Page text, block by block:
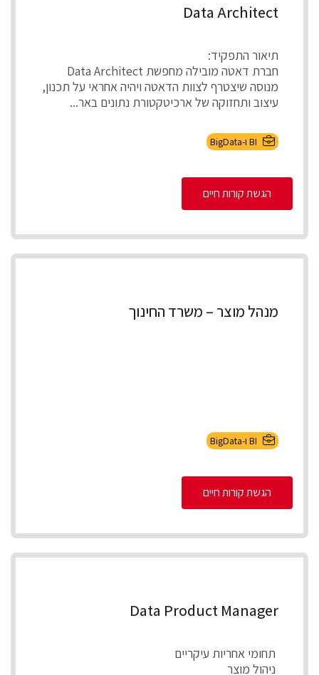
Data Architect
תיאור התפקיד:
חברת דאטה מובילה מחפשת Data Architect
מנוסה שיצטרף לצוות הדאטה ויהיה אחראי על תכנון,
עיצוב ותחזוקה של ארכיטקטורת נתונים באר...
BI ו-BigData
הגשת קורות חיים
מנהל מוצר – משרד החינוך
BI ו-BigData
הגשת קורות חיים
Data Product Manager
תחומי אחריות עיקריים
ניהול מוצר